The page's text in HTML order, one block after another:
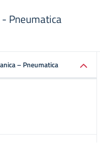
Pneumatica
– Pneumatica